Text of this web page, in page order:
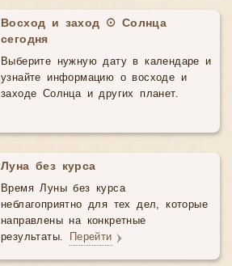
Восход и заход ☉ Солнца
сегодня
Выберите нужную дату в календаре и
узнайте информацию о восходе и
заходе Солнца и других планет.
Луна без курса
Время Луны без курса
неблагоприятно для тех дел, которые
направлены на конкретные
результаты. Перейти